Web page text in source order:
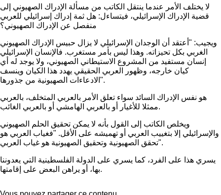
لا يختلف الأمر عندما ينتقل الكاتب من مسألة الإدراك الصهيوني إلى
قضية الإدراك الإسرائيلي، فيتساءل: هل ثمة إدراك إسرائيلي للعربي
منفصل عن الإدراك الصهيوني؟
ويجيب: "أعتقد أن الوجدان الإسرائيلي لا يزال حبيس الإدراك الصهيوني
الغربي بكل تحيزاته. وهذا ليس بأمر مستغرب. فالإنسان الإسرائيلي
إنسان مستفيد من المشروع الاستيطاني الصهيوني، ولا يوجد له أي
كيان خارجه، وظهور العربي الحقيقي يهدد هذا الكيان وينسف
الادعاءات الصهيونية من جذورها".
هو نفس الإدراك السائد سواء تعلق الأمر بالعربي المتخلف، بالعربي
ممثلا للأغيار أو بالعربي الهامشي أو بالعربي الغائب.
ويخلص الكاتب إلى القول بأنه لا يمكن تحقيق الحلم الصهيوني
والإسرائيلي إلا بتغييب العربي أو تهميشه على الأقل. "فغياب العربي هو
تحقق الصهيونية وتحقيق الصهيونية هو غياب العربي".
يسري هذا على الفرد، كما يسري على الدولة الفلسطينية التي يعدوننا
بها، أو يراهن البعض على إقامتها.